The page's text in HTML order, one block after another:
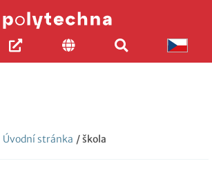
Úvodní stránka / škola